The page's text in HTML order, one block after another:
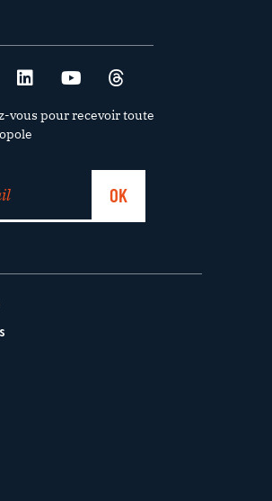
vous pour recevoir toute